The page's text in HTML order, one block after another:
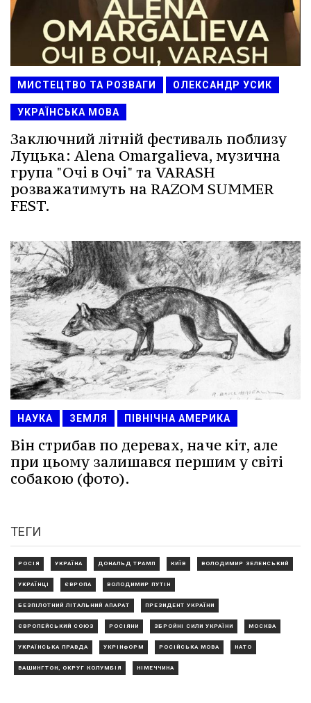
МИСТЕЦТВО ТА РОЗВАГИ ОЛЕКСАНДР УСИК
УКРАЇНСЬКА МОВА
Заключний літній фестиваль поблизу
Луцька: Alena Omargalieva, музична
група "Очі в Очі" та VARASH
розважатимуть на RAZOM SUMMER
FEST.
НАУКА ЗЕМЛЯ ПІВНІЧНА АМЕРИКА
Він стрибав по деревах, наче кіт, але
при цьому залишався першим у світі
собакою (фото).
ТЕГИ
РОСІЯ УКРАЇНА ДОНАЛЬД ТРАМП КИЇВ ВОЛОДИМИР ЗЕЛЕНСЬКИЙ
УКРАЇНЦІ ЄВРОПА ВОЛОДИМИР ПУТІН
БЕЗПІЛОТНИЙ ЛІТАЛЬНИЙ АПАРАТ ПРЕЗИДЕНТ УКРАЇНИ
ЄВРОПЕЙСЬКИЙ СОЮЗ РОСІЯНИ ЗБРОЙНІ СИЛИ УКРАЇНИ МОСКВА
УКРАЇНСЬКА ПРАВДА УКРІНФОРМ РОСІЙСЬКА МОВА НАТО
ВАШИНГТОН, ОКРУГ КОЛУМБІЯ НІМЕЧЧИНА